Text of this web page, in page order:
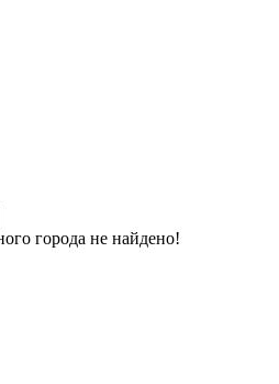
города не найдено!